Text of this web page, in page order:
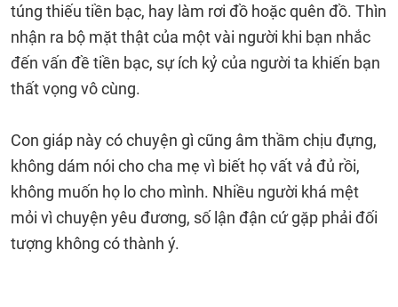
túng thiếu tiền bạc, hay làm rơi đồ hoặc quên đồ. Thìn
nhận ra bộ mặt thật của một vài người khi bạn nhắc
đến vấn đề tiền bạc, sự ích kỷ của người ta khiến bạn
thất vọng vô cùng.
Con giáp này có chuyện gì cũng âm thầm chịu đựng,
không dám nói cho cha mẹ vì biết họ vất vả đủ rồi,
không muốn họ lo cho mình. Nhiều người khá mệt
mỏi vì chuyện yêu đương, số lận đận cứ gặp phải đối
tượng không có thành ý.